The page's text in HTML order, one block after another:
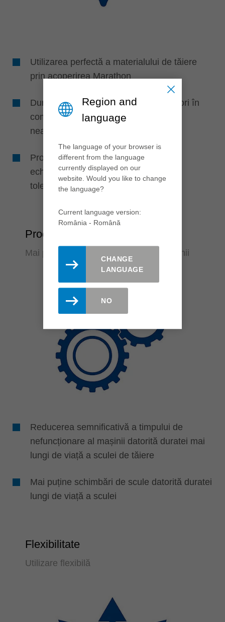
Utilizarea perfectă a materialului de tăiere
prin acoperirea Marathon
Durată de viață a sculei de până la 6 ori în
comparație cu cuțitele de rindeluit HS
neacoperite
Protecția rulmenților mașinii datorită
echilibrului sporit, cuțite furnizate cu o
toleranță precisă de greutate
Productivitate
Mai puțin timp de nefuncționare a mașinii
Reducerea semnificativă a timpului de
nefuncționare al mașinii datorită duratei mai
lungi de viață a sculei de tăiere
Mai puține schimbări de scule datorită duratei
lungi de viață a sculei
Flexibilitate
Utilizare flexibilă
Region and
language
The language of your browser is
different from the language
currently displayed on our
website. Would you like to change
the language?
Current language version:
România - Română
CHANGE
LANGUAGE
NO